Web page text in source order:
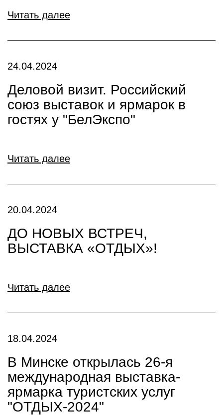
Читать далее
24.04.2024
Деловой визит. Российский
союз выставок и ярмарок в
гостях у "БелЭкспо"
Читать далее
20.04.2024
ДО НОВЫХ ВСТРЕЧ,
ВЫСТАВКА «ОТДЫХ»!
Читать далее
18.04.2024
В Минске открылась 26-я
международная выставка-
ярмарка туристских услуг
"ОТДЫХ-2024"